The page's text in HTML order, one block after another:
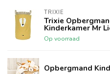
TRIXIE
Trixie
Kinderkamer Mr
Op voorraad
Opbergmand